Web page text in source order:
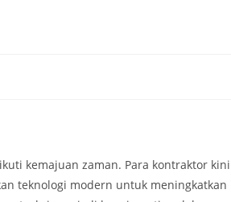
kemajuan zaman. Para kontraktor kini
teknologi modern untuk meningkatkan